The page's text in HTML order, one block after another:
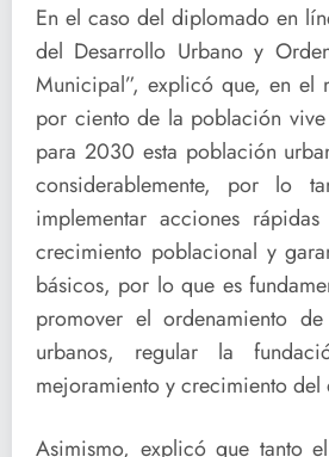
En el caso del diplomado en
del Desarrollo Urbano y
Municipal”, explicó que, en el
por ciento de la población vive
para 2030 esta población
considerablemente, por lo
implementar acciones
crecimiento poblacional y
básicos, por lo que es
promover el ordenamiento de
urbanos, regular la
mejoramiento y crecimiento del
Asimismo, explicó que tanto